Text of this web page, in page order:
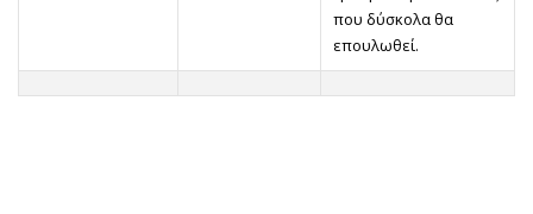
που δύσκολα θα
επουλωθεί.